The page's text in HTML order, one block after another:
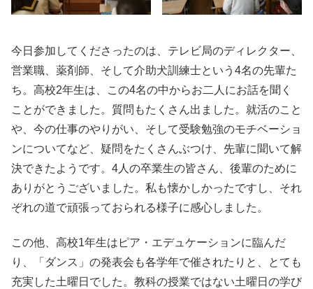
今日参加してくださったのは、テレビ局のディレクター、
営業職、薬剤師、そして介助犬訓練士という4名の先輩た
ち。高校2年生は、この4名の中からお二人にお話を聞く
ことができました。質問もたくさん出ました。就活のこと
や、今の仕事のやりがい、そして受験勉強のモチベーショ
ンについてなど、疑問をたくさんぶつけ、先輩に聞いて解
決できたようです。4人の卒業生の皆さん、後輩のために
ありがとうございました。私も懐かしかったですし、それ
ぞれの道で頑張っておられる様子に感心しました。
この他、高校1年生はピア・エデュケーションに臨んだ
り、「ダンス」の発表会も各学年で催されたりと、とても
充実した土曜日でした。教科の授業ではない土曜日の学び